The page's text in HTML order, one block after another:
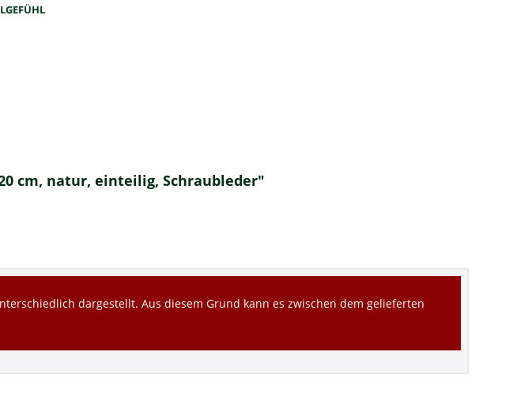
cm, natur, einteilig, Schraubleder"
dargestellt. Aus diesem Grund kann es zwischen dem gelieferten